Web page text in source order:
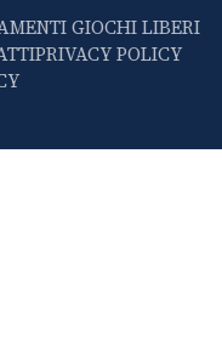
GIOCHI LIBERI
PRIVACY POLICY